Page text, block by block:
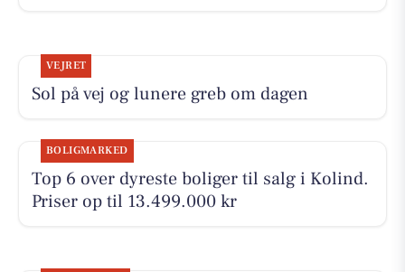
VEJRET
Sol på vej og lunere greb om dagen
BOLIGMARKED
Top 6 over dyreste boliger til salg i Kolind.
Priser op til 13.499.000 kr